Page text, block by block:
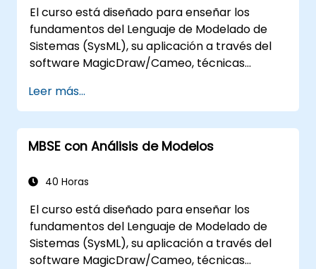
MagicDraw y a qué pueden aplicarse.
El curso está diseñado para enseñar los
fundamentos del Lenguaje de Modelado de
Sistemas (SysML), su aplicación a través del
software MagicDraw/Cameo, técnicas
Sistemas Basada en Modelos (MBSE) y las
mejores prácticas en MBSE. Esta capacitación
también está diseñada para proporcionar a
los profesionales una base conceptual detrás
introducción al plugin Simulation Toolkit, la
cómo vincular simulaciones de diagramas
para automatizar la arquitectura.
Leer más...
MBSE con Análisis de Modelos
40 Horas
El curso está diseñado para enseñar los
fundamentos del Lenguaje de Modelado de
Sistemas (SysML), su aplicación a través del
software MagicDraw/Cameo, técnicas